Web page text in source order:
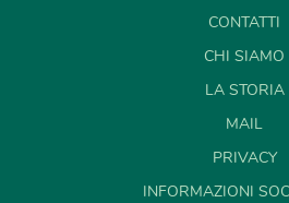
CONTATTI
CHI SIAMO
LA STORIA
MAIL
PRIVACY
INFORMAZIONI